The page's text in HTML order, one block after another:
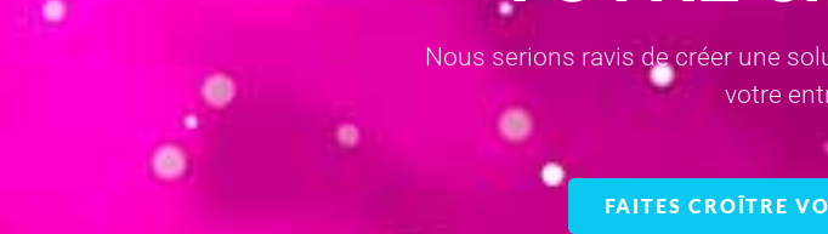
Nous serions ravis de créer une
votre
FAITES CROÎTRE